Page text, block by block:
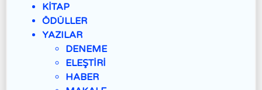
KİTAP
ÖDÜLLER
YAZILAR
DENEME
ELEŞTİRİ
HABER